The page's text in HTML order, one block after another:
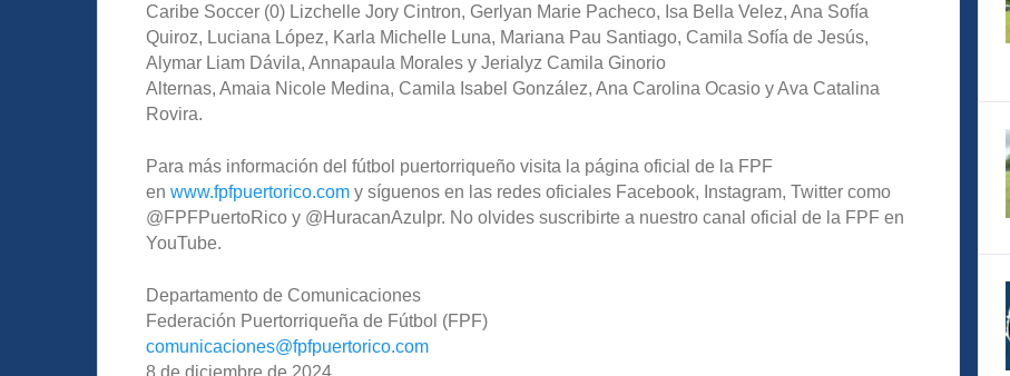
Caribe Soccer (0) Lizchelle Jory Cintron, Gerlyan Marie Pacheco, Isa Bella Velez, Ana Sofía
Quiroz, Luciana López, Karla Michelle Luna, Mariana Pau Santiago, Camila Sofía de Jesús,
Alymar Liam Dávila, Annapaula Morales y Jerialyz Camila Ginorio
Alternas, Amaia Nicole Medina, Camila Isabel González, Ana Carolina Ocasio y Ava Catalina
Rovira.
Para más información del fútbol puertorriqueño visita la página oficial de la FPF
en www.fpfpuertorico.com y síguenos en las redes oficiales Facebook, Instagram, Twitter como
@FPFPuertoRico y @HuracanAzulpr. No olvides suscribirte a nuestro canal oficial de la FPF en
YouTube.
Departamento de Comunicaciones
Federación Puertorriqueña de Fútbol (FPF)
comunicaciones@fpfpuertorico.com